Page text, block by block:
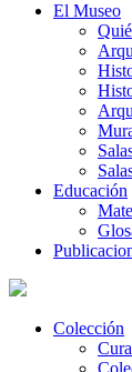
El Museo
Educación
Colección